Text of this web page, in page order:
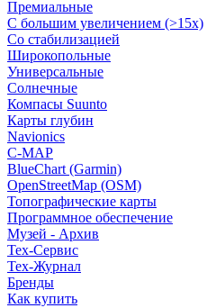
Премиальные
С большим увеличением (>15x)
Со стабилизацией
Широкопольные
Универсальные
Солнечные
Компасы Suunto
Карты глубин
Navionics
C-MAP
BlueChart (Garmin)
OpenStreetMap (OSM)
Топографические карты
Программное обеспечение
Музей - Архив
Tex-Сервис
Тех-Журнал
Бренды
Как купить